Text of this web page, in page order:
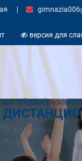
версия для